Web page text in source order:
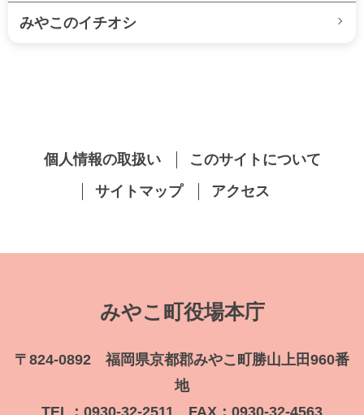
みやこのイチオシ
個人情報の取扱い
このサイトについて
サイトマップ
アクセス
みやこ町役場本庁
〒824-0892 福岡県京都郡みやこ町勝山上田960番
地
TEL：0930-32-2511 FAX：0930-32-4563